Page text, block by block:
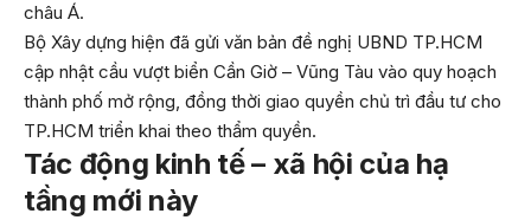
châu Á.
Bộ Xây dựng hiện đã gửi văn bản đề nghị UBND TP.HCM
cập nhật cầu vượt biển Cần Giờ – Vũng Tàu vào quy hoạch
thành phố mở rộng, đồng thời giao quyền chủ trì đầu tư cho
TP.HCM triển khai theo thẩm quyền.
Tác động kinh tế – xã hội của hạ
tầng mới này